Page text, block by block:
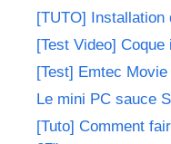
[TUTO] Installation
[Test Video]
[Test] Emtec
Le mini PC sauce
[Tuto] Comment